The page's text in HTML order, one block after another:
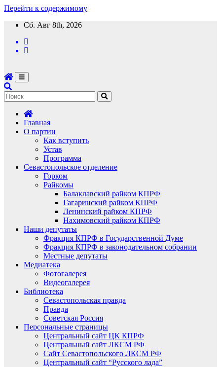
Перейти к содержимому
Сб. Авг 8th, 2026
Главная
О партии
Как вступить
Устав
Программа
Севастопольское отделение
Горком
Райкомы
Балаклавский райком КПРФ
Гагаринский райком КПРФ
Ленинский райком КПРФ
Нахимовский райком КПРФ
Наши депутаты
Фракция КПРФ в Государственной Думе
Фракция КПРФ в законодательном собрании
Местные депутаты
Медиатека
Фотогалерея
Видеогалерея
Библиотека
Севастопольская правда
Правда
Советская Россия
Персональные страницы
Центральный сайт ЦК КПРФ
Центральный сайт ЛКСМ РФ
Сайт Севастопольского ЛКСМ РФ
Центральный сайт “Русского лада”